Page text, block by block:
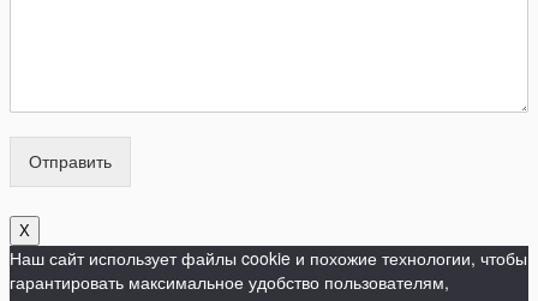
Отправить
X
Наш сайт использует файлы cookie и похожие технологии, чтобы
гарантировать максимальное удобство пользователям,